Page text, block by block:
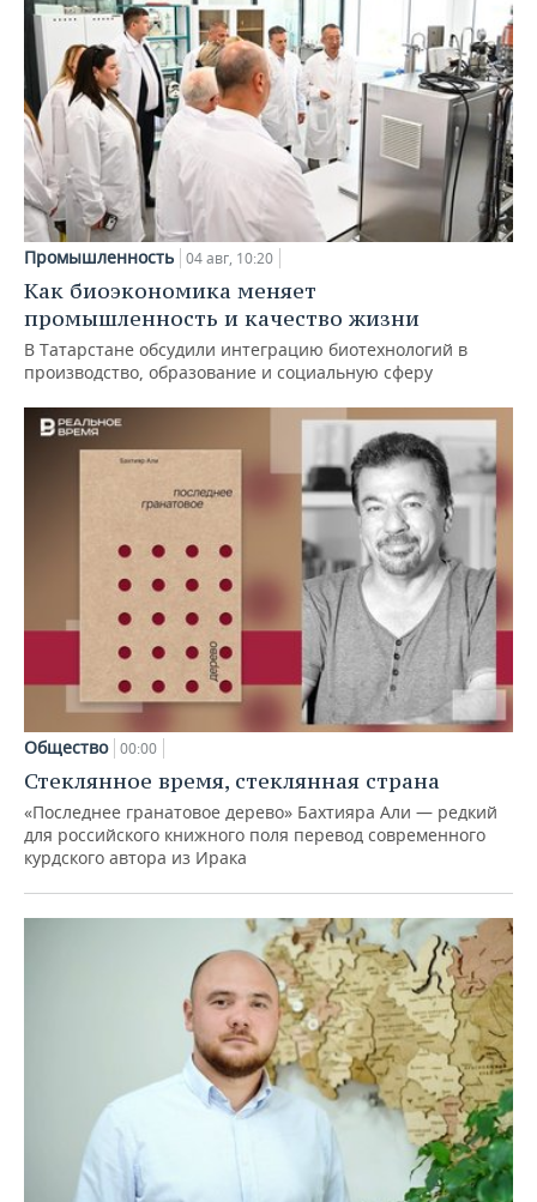
Промышленность 04 авг, 10:20
Как биоэкономика меняет
промышленность и качество жизни
В Татарстане обсудили интеграцию биотехнологий в
производство, образование и социальную сферу
Общество 00:00
Стеклянное время, стеклянная страна
«Последнее гранатовое дерево» Бахтияра Али — редкий
для российского книжного поля перевод современного
курдского автора из Ирака